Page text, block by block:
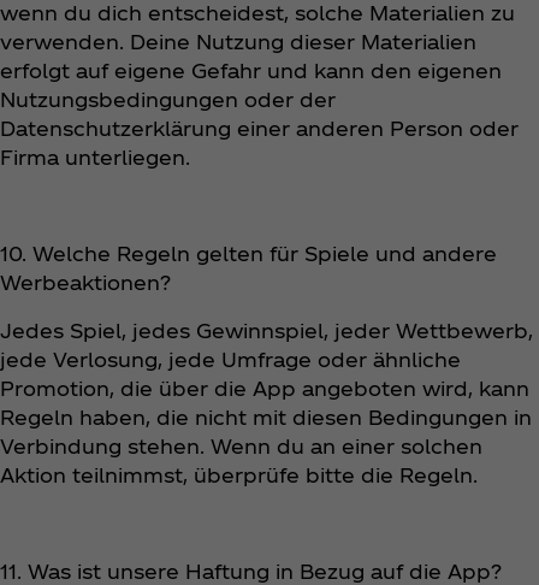
wenn du dich entscheidest, solche Materialien zu
verwenden. Deine Nutzung dieser Materialien
erfolgt auf eigene Gefahr und kann den eigenen
Nutzungsbedingungen oder der
Datenschutzerklärung einer anderen Person oder
Firma unterliegen.
10. Welche Regeln gelten für Spiele und andere
Werbeaktionen?
Jedes Spiel, jedes Gewinnspiel, jeder Wettbewerb,
jede Verlosung, jede Umfrage oder ähnliche
Promotion, die über die App angeboten wird, kann
Regeln haben, die nicht mit diesen Bedingungen in
Verbindung stehen. Wenn du an einer solchen
Aktion teilnimmst, überprüfe bitte die Regeln.
11. Was ist unsere Haftung in Bezug auf die App?